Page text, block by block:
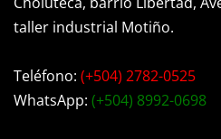
taller industrial Motiño.
Teléfono: (+504) 2782-0525
WhatsApp: (+504) 8992-0698